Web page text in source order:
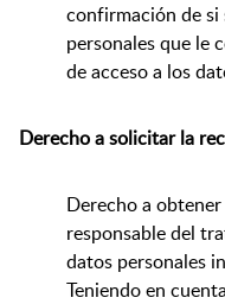
confirmación de
personales que le
de acceso a los
Derecho a solicitar la
Derecho a
responsable del
datos personales
Teniendo en